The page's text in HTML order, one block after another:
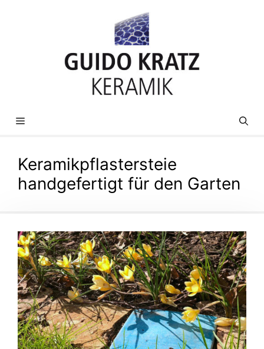
MENÜ
Keramikpflastersteie
handgefertigt für den Garten